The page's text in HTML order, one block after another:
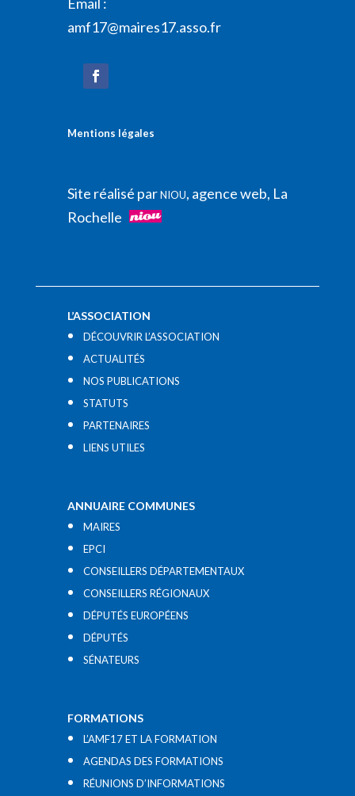
amf17@maires17.asso.fr
Mentions légales
Site réalisé parNIOU, agence web, La
Rochelle
L’ASSOCIATION
DÉCOUVRIR L’ASSOCIATION
ACTUALITÉS
NOS PUBLICATIONS
STATUTS
PARTENAIRES
LIENS UTILES​
ANNUAIRE COMMUNES
MAIRES
EPCI
CONSEILLERS DÉPARTEMENTAUX
CONSEILLERS RÉGIONAUX
DÉPUTÉS EUROPÉENS
DÉPUTÉS
SÉNATEURS
FORMATIONS
L’AMF17 ET LA FORMATION
AGENDAS DES FORMATIONS
RÉUNIONS D’INFORMATIONS